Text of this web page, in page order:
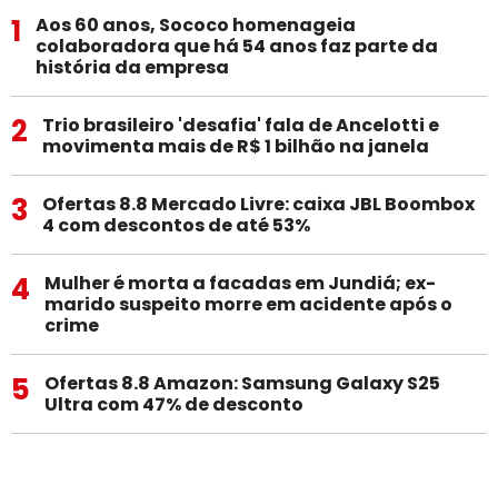
1
Aos 60 anos, Sococo homenageia
colaboradora que há 54 anos faz parte da
história da empresa
2
Trio brasileiro 'desafia' fala de Ancelotti e
movimenta mais de R$ 1 bilhão na janela
3
Ofertas 8.8 Mercado Livre: caixa JBL Boombox
4 com descontos de até 53%
4
Mulher é morta a facadas em Jundiá; ex-
marido suspeito morre em acidente após o
crime
5
Ofertas 8.8 Amazon: Samsung Galaxy S25
Ultra com 47% de desconto